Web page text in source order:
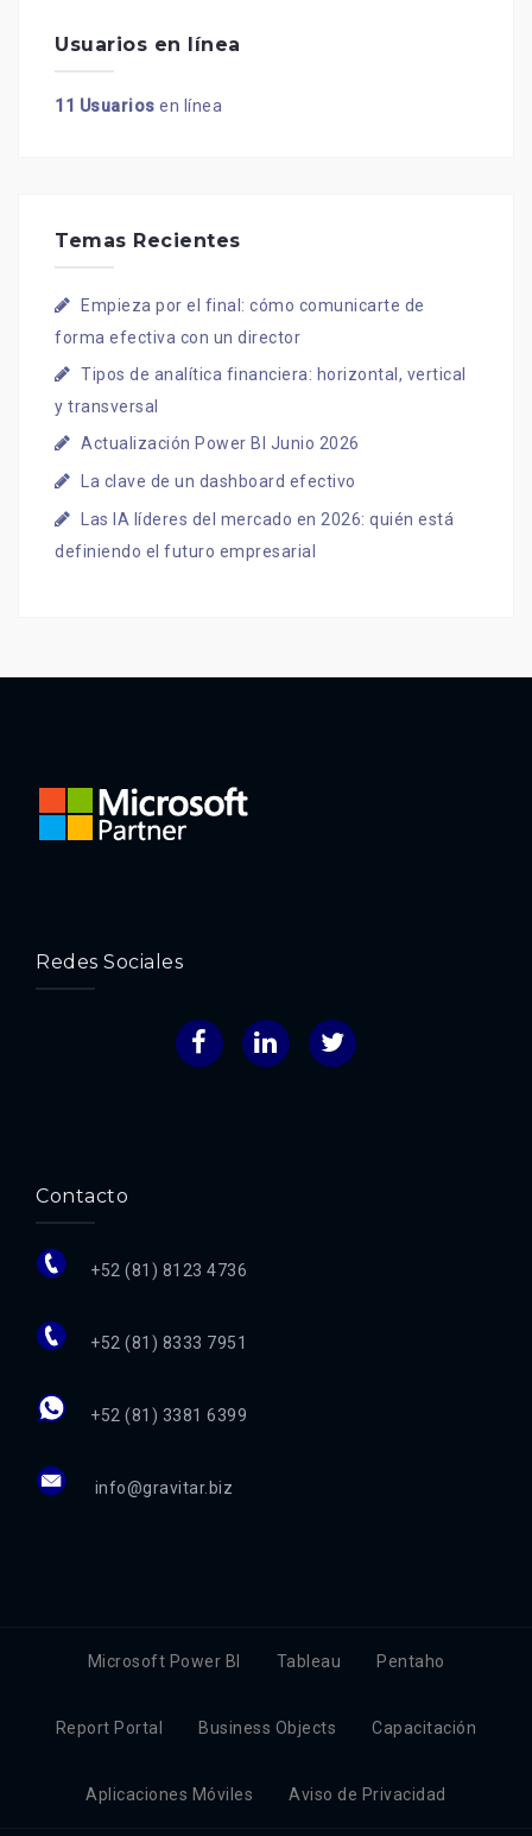
Usuarios en línea
11 Usuarios en línea
Temas Recientes
Empieza por el final: cómo comunicarte de
forma efectiva con un director
Tipos de analítica financiera: horizontal, vertical
y transversal
Actualización Power BI Junio 2026
La clave de un dashboard efectivo
Las IA líderes del mercado en 2026: quién está
definiendo el futuro empresarial
Redes Sociales
FacebookLinkedInTwitter
Contacto
+52 (81) 8123 4736
+52 (81) 8333 7951
+52 (81) 3381 6399
info@gravitar.biz
Microsoft Power BI Tableau Pentaho
Report Portal Business Objects Capacitación
Aplicaciones Móviles Aviso de Privacidad